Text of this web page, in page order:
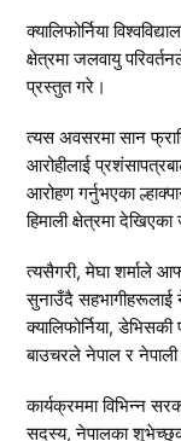
क्यालिफोर्निया
क्षेत्रमा जलवायु
प्रस्तुत गरे।
त्यस अवसरमा सान
आरोहीलाई
आरोहण गर्नुभएका
हिमाली क्षेत्रमा
त्यसैगरी, मेघा शर्माले
सुनाउँदै
क्यालिफोर्निया,
बाउचरले नेपाल र
कार्यक्रममा विभिन्न
सदस्य, नेपालका